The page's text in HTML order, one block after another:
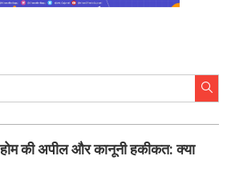
होम की अपील और कानूनी हकीकत: क्या